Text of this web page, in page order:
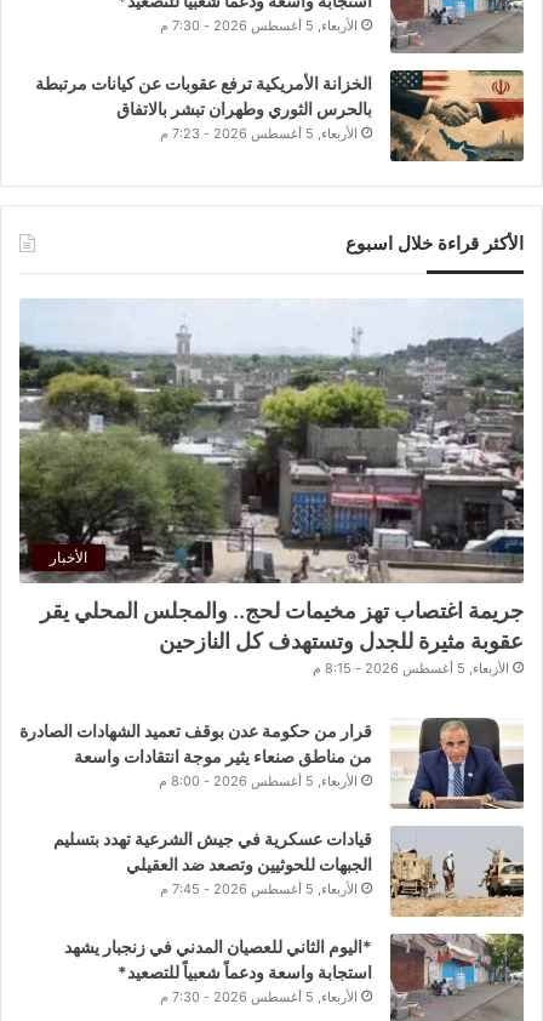
الأربعاء, 5 أغسطس 2026 - 7:30 م
الخزانة الأمريكية ترفع عقوبات عن كيانات مرتبطة
بالحرس الثوري وطهران تبشر بالاتفاق
الأربعاء, 5 أغسطس 2026 - 7:23 م
الأكثر قراءة خلال اسبوع
الأخبار
جريمة اغتصاب تهز مخيمات لحج.. والمجلس المحلي يقر
عقوبة مثيرة للجدل وتستهدف كل النازحين
الأربعاء, 5 أغسطس 2026 - 8:15 م
قرار من حكومة عدن بوقف تعميد الشهادات الصادرة
من مناطق صنعاء يثير موجة انتقادات واسعة
الأربعاء, 5 أغسطس 2026 - 8:00 م
قيادات عسكرية في جيش الشرعية تهدد بتسليم
الجبهات للحوثيين وتصعد ضد العقيلي
الأربعاء, 5 أغسطس 2026 - 7:45 م
*اليوم الثاني للعصيان المدني في زنجبار يشهد
استجابة واسعة ودعماً شعبياً للتصعيد*
الأربعاء, 5 أغسطس 2026 - 7:30 م